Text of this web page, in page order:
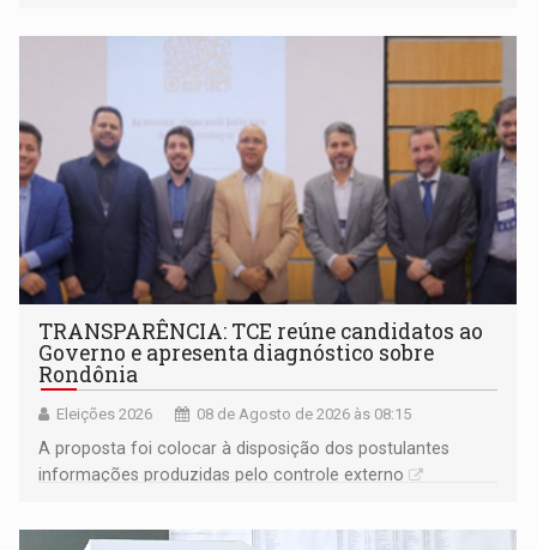
TRANSPARÊNCIA: TCE reúne candidatos ao
Governo e apresenta diagnóstico sobre
Rondônia
Eleições 2026 08 de Agosto de 2026 às 08:15
A proposta foi colocar à disposição dos postulantes
informações produzidas pelo controle externo